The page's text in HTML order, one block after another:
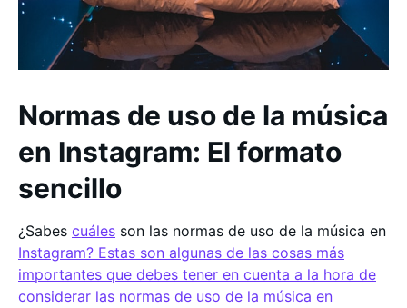
Normas de uso de la música
en Instagram: El formato
sencillo
¿Sabes cuáles son las normas de uso de la música en
Instagram? Estas son algunas de las cosas más
importantes que debes tener en cuenta a la hora de
considerar las normas de uso de la música en